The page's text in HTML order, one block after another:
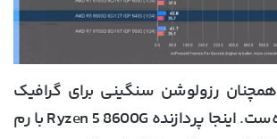
رزولوشن 1440p همچنان رزولوشن سنگینی برای گرافیک
یکپارچه با پردازنده‌ست. اینجا پردازنده Ryzen 5 8600G با رم